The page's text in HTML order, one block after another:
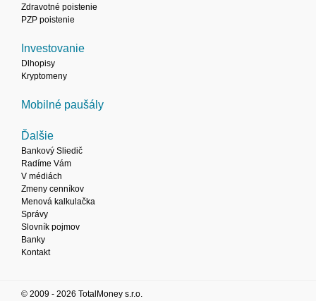
Zdravotné poistenie
PZP poistenie
Investovanie
Dlhopisy
Kryptomeny
Mobilné paušály
Ďalšie
Bankový Sliedič
Radíme Vám
V médiách
Zmeny cenníkov
Menová kalkulačka
Správy
Slovník pojmov
Banky
Kontakt
© 2009 - 2026 TotalMoney s.r.o.